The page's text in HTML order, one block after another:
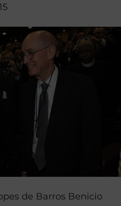
de Barros Benicio